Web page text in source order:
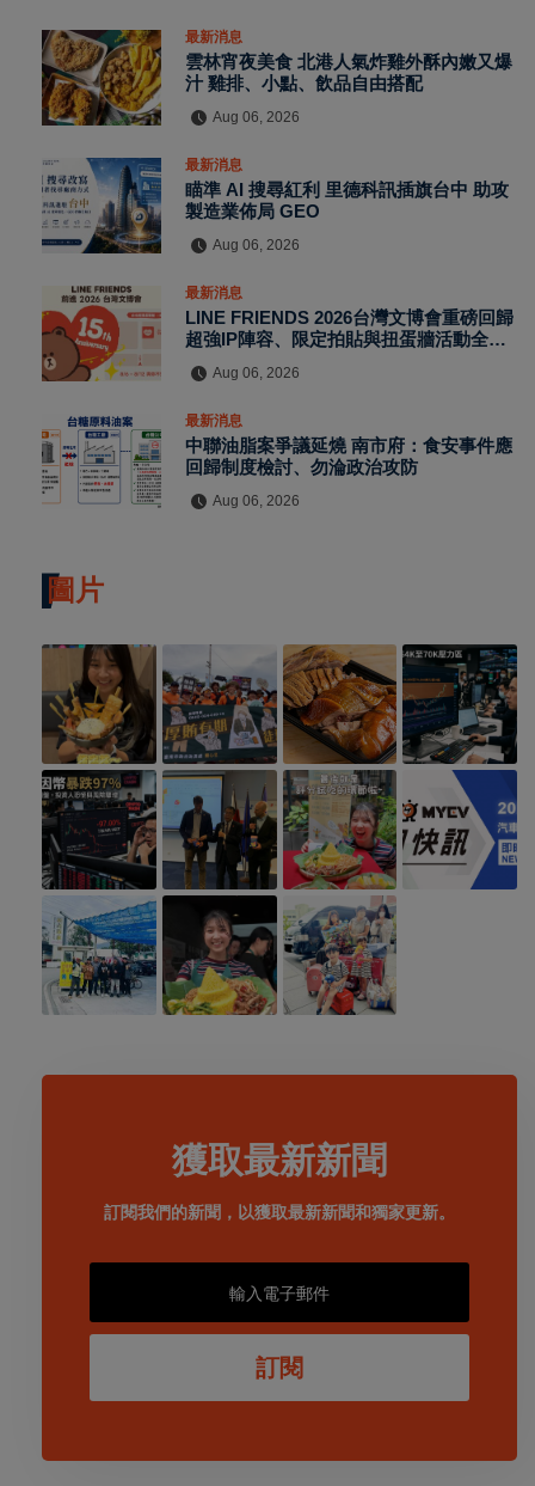
最新消息
雲林宵夜美食 北港人氣炸雞外酥內嫩又爆
汁 雞排、小點、飲品自由搭配
Aug 06, 2026
最新消息
瞄準 AI 搜尋紅利 里德科訊插旗台中 助攻
製造業佈局 GEO
Aug 06, 2026
最新消息
LINE FRIENDS 2026台灣文博會重磅回歸
超強IP陣容、限定拍貼與扭蛋牆活動全公
開
Aug 06, 2026
最新消息
中聯油脂案爭議延燒 南市府：食安事件應
回歸制度檢討、勿淪政治攻防
Aug 06, 2026
圖片
獲取最新新聞
訂閱我們的新聞，以獲取最新新聞和獨家更新。
訂閱